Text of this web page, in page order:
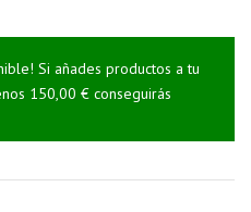
Si añades productos a tu
150,00 € conseguirás